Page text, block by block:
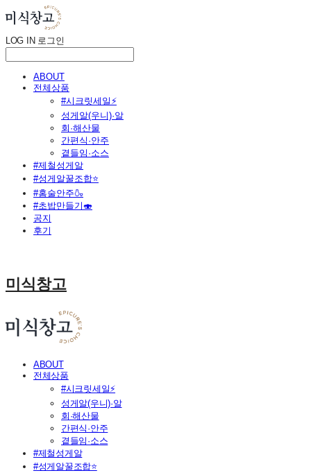
LOG IN 로그인
ABOUT
전체상품
#시크릿세일⚡
성게알(우니)·알
회·해산물
간편식·안주
곁들임·소스
#제철성게알
#성게알꿀조합⭐
#홈술안주🍶
#초밥만들기🍣
공지
후기
미식창고
ABOUT
전체상품
#시크릿세일⚡
성게알(우니)·알
회·해산물
간편식·안주
곁들임·소스
#제철성게알
#성게알꿀조합⭐